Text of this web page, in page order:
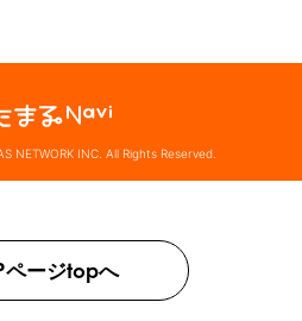
NETWORK INC. All Rights Reserved.
ページtopへ